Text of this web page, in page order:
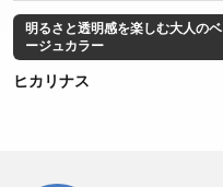
明るさと透明感を楽しむ大人のベ
ージュカラー
ヒカリナス